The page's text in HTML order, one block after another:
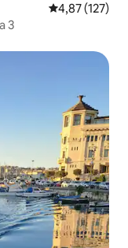
Classificação
4,87 (127)
3